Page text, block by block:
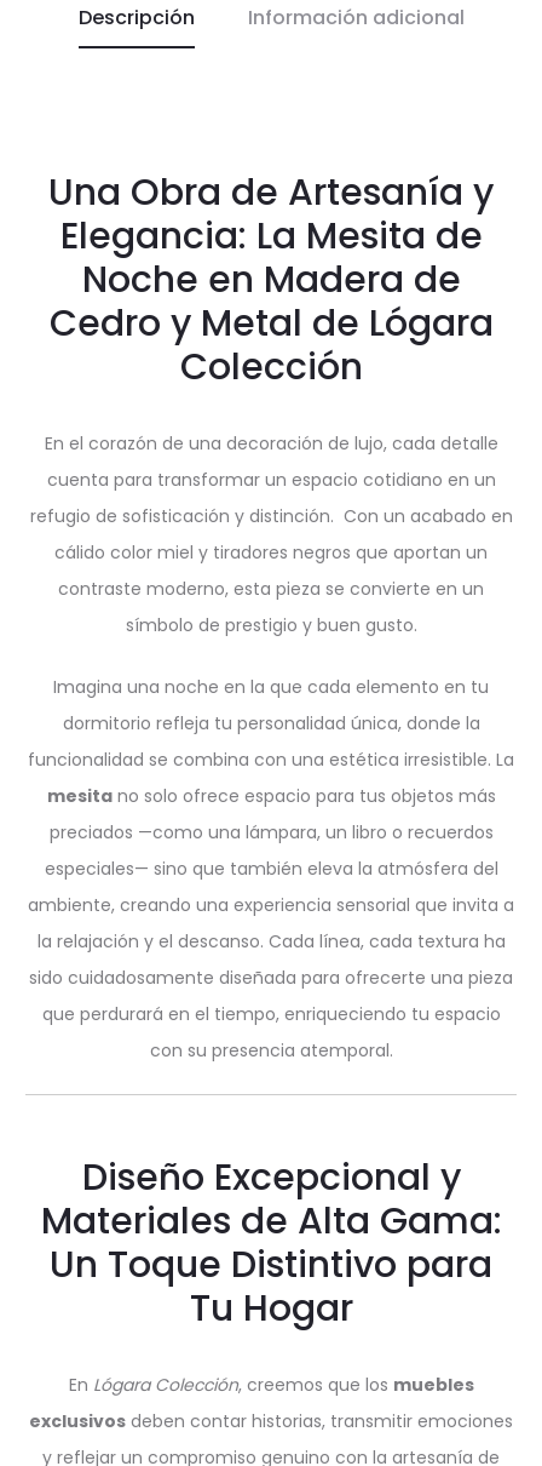
Descripción Información adicional
Una Obra de Artesanía y
Elegancia: La Mesita de
Noche en Madera de
Cedro y Metal de Lógara
Colección
En el corazón de una decoración de lujo, cada detalle
cuenta para transformar un espacio cotidiano en un
refugio de sofisticación y distinción. Con un acabado en
cálido color miel y tiradores negros que aportan un
contraste moderno, esta pieza se convierte en un
símbolo de prestigio y buen gusto.
Imagina una noche en la que cada elemento en tu
dormitorio refleja tu personalidad única, donde la
funcionalidad se combina con una estética irresistible. La
mesitano solo ofrece espacio para tus objetos más
preciados —como una lámpara, un libro o recuerdos
especiales— sino que también eleva la atmósfera del
ambiente, creando una experiencia sensorial que invita a
la relajación y el descanso. Cada línea, cada textura ha
sido cuidadosamente diseñada para ofrecerte una pieza
que perdurará en el tiempo, enriqueciendo tu espacio
con su presencia atemporal.
Diseño Excepcional y
Materiales de Alta Gama:
Un Toque Distintivo para
Tu Hogar
En Lógara Colección, creemos que los muebles
exclusivos deben contar historias, transmitir emociones
y reflejar un compromiso genuino con la artesanía de